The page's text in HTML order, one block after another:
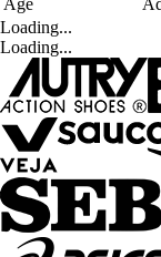
Loading...
Loading...